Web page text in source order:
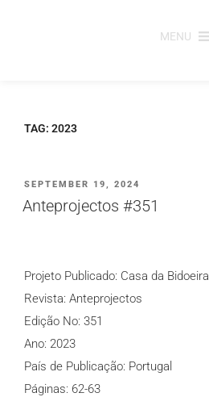
MENU
TAG: 2023
PUBLICADO
EM
SEPTEMBER 19, 2024
Anteprojectos #351
Projeto Publicado: Casa da Bidoeira
Revista: Anteprojectos
Edição No: 351
Ano: 2023
País de Publicação: Portugal
Páginas: 62-63